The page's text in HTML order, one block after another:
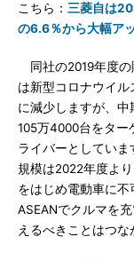
こちら： 三菱自は
の6.6％から大幅ア
同社の2019年度の
は新型コロナウイ
に減少しますが、
105万4000台をター
ライバーとしてい
規模は2022年度よ
をはじめ電動車に不
ASEANでクルマを
えるべきことはつな